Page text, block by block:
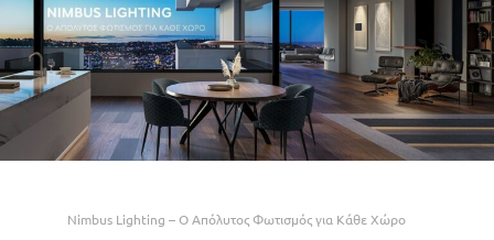
Nimbus Lighting – Ο Απόλυτος Φωτισμός για Κάθε Χώρο